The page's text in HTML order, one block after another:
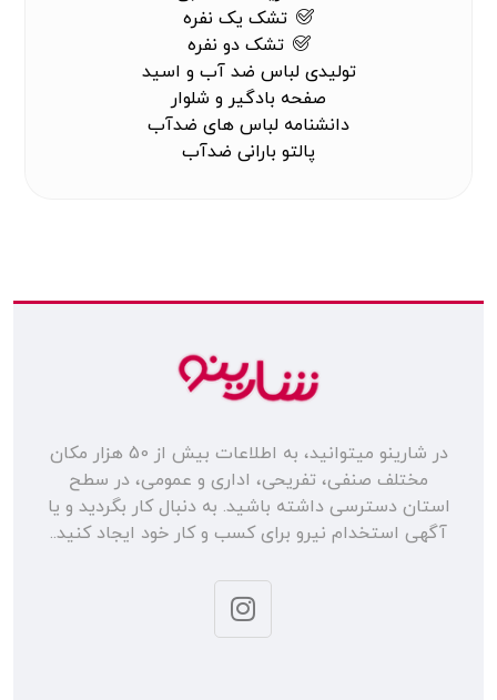
تشک یک نفره
تشک دو نفره
تولیدی لباس ضد آب و اسید
صفحه بادگیر و شلوار
دانشنامه لباس های ضدآب
پالتو بارانی ضدآب
در شارینو میتوانید، به اطلاعات بیش از 50 هزار مکان
مختلف صنفی، تفریحی، اداری و عمومی، در سطح
استان دسترسی داشته باشید. به دنبال کار بگردید و یا
آگهی استخدام نیرو برای کسب و کار خود ایجاد کنید..